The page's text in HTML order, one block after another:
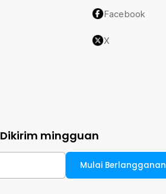
Facebook
X
Dikirim mingguan
Mulai Berlangganan